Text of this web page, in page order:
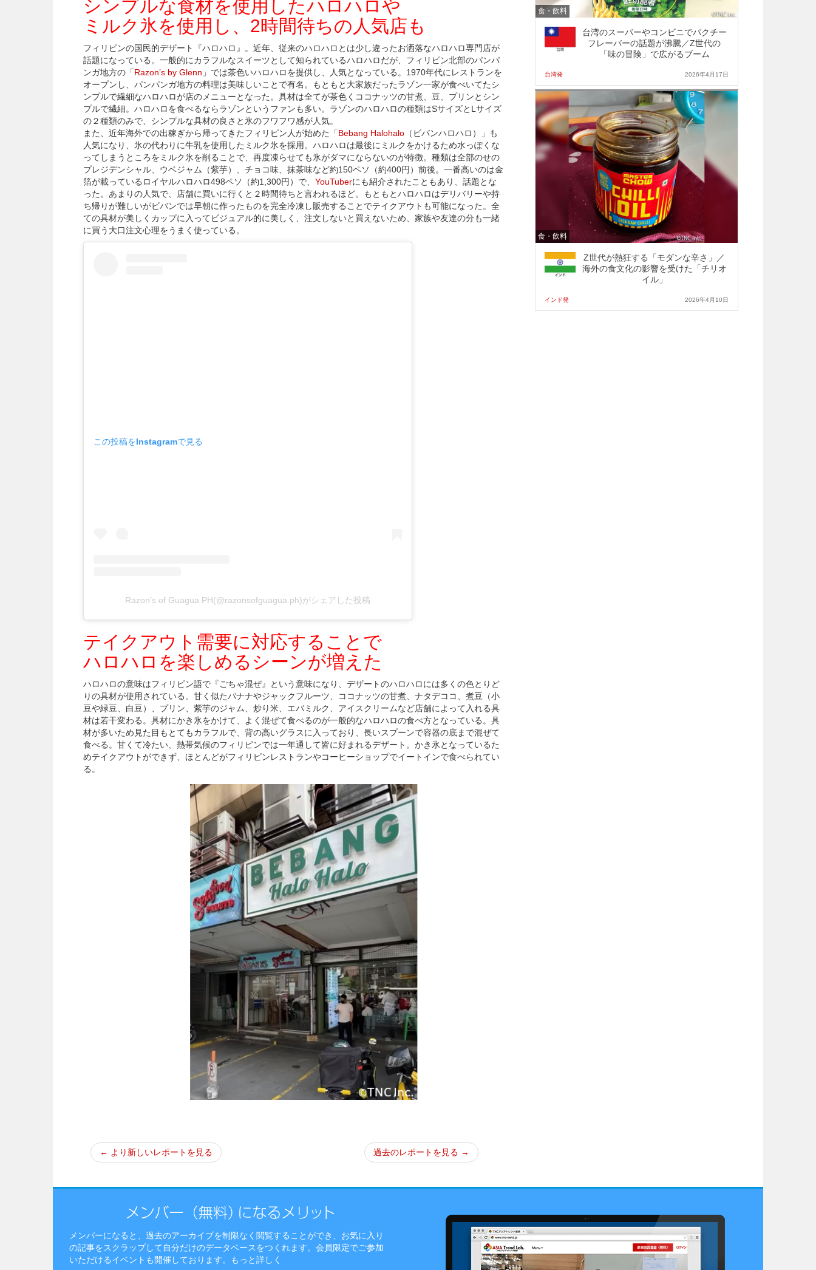
シンプルな食材を使用したハロハロや
ミルク氷を使用し、2時間待ちの人気店も
フィリピンの国民的デザート『ハロハロ』。近年、従来のハロハロとは少し違ったお洒落なハロハロ専門店が
話題になっている。一般的にカラフルなスイーツとして知られているハロハロだが、フィリピン北部のパンパ
ンガ地方の「Razon’s by Glenn 」では茶色いハロハロを提供し、人気となっている。1970年代にレストランを
オープンし、パンパンガ地方の料理は美味しいことで有名。もともと大家族だったラゾン一家が食べいてたシ
ンプルで繊細なハロハロが店のメニューとなった。具材は全てが茶色くココナッツの甘煮、豆、プリンとシン
プルで繊細。ハロハロを食べるならラゾンというファンも多い。ラゾンのハロハロの種類はSサイズとLサイズ
の２種類のみで、シンプルな具材の良さと氷のフワフワ感が人気。
また、近年海外での出稼ぎから帰ってきたフィリピン人が始めた「Bebang Halohalo （ビバンハロハロ）」も
人気になり、氷の代わりに牛乳を使用したミルク氷を採用。ハロハロは最後にミルクをかけるため水っぽくな
ってしまうところをミルク氷を削ることで、再度凍らせても氷がダマにならないのが特徴。種類は全部のせの
プレジデンシャル、ウベジャム（紫芋）、チョコ味、抹茶味など約150ペソ（約400円）前後。一番高いのは金
箔が載っているロイヤルハロハロ498ペソ（約1,300円）で、 YouTuberにも紹介されたこともあり、話題とな
った。あまりの人気で、店舗に買いに行くと２時間待ちと言われるほど。もともとハロハロはデリバリーや持
ち帰りが難しいがビバンでは早朝に作ったものを完全冷凍し販売することでテイクアウトも可能になった。全
ての具材が美しくカップに入ってビジュアル的に美しく、注文しないと買えないため、家族や友達の分も一緒
に買う大口注文心理をうまく使っている。
この投稿をInstagramで見る
Razon’s of Guagua PH(@razonsofguagua.ph)がシェアした投稿
テイクアウト需要に対応することで
ハロハロを楽しめるシーンが増えた
ハロハロの意味はフィリピン語で『ごちゃ混ぜ』という意味になり、デザートのハロハロには多くの色とりど
りの具材が使用されている。甘く似たバナナやジャックフルーツ、ココナッツの甘煮、ナタデココ、煮豆（小
豆や緑豆、白豆）、プリン、紫芋のジャム、炒り米、エバミルク、アイスクリームなど店舗によって入れる具
材は若干変わる。具材にかき氷をかけて、よく混ぜて食べるのが一般的なハロハロの食べ方となっている。具
材が多いため見た目もとてもカラフルで、背の高いグラスに入っており、長いスプーンで容器の底まで混ぜて
食べる。甘くて冷たい、熱帯気候のフィリピンでは一年通して皆に好まれるデザート。かき氷となっているた
めテイクアウトができず、ほとんどがフィリピンレストランやコーヒーショップでイートインで食べられてい
る。
← より新しいレポートを見る 過去のレポートを見る →
食・飲料
台湾のスーパーやコンビニでパクチー
フレーバーの話題が沸騰／Z世代の
「味の冒険」で広がるブーム
台湾発 2026年4月17日
食・飲料
Z世代が熱狂する「モダンな辛さ」／
海外の食文化の影響を受けた「チリオ
イル」
インド発 2026年4月10日
メンバーになると、過去のアーカイブを制限なく閲覧することができ、お気に入り
の記事をスクラップして自分だけのデータベースをつくれます。会員限定でご参加
いただけるイベントも開催しております。
もっと詳しく